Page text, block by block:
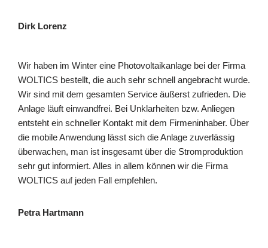
Dirk Lorenz
Wir haben im Winter eine Photovoltaikanlage bei der Firma
WOLTICS bestellt, die auch sehr schnell angebracht wurde.
Wir sind mit dem gesamten Service äußerst zufrieden. Die
Anlage läuft einwandfrei. Bei Unklarheiten bzw. Anliegen
entsteht ein schneller Kontakt mit dem Firmeninhaber. Über
die mobile Anwendung lässt sich die Anlage zuverlässig
überwachen, man ist insgesamt über die Stromproduktion
sehr gut informiert. Alles in allem können wir die Firma
WOLTICS auf jeden Fall empfehlen.
Petra Hartmann